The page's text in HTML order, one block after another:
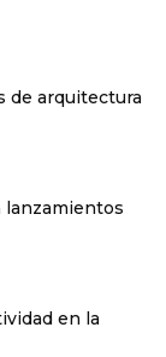
de arquitectura
lanzamientos
en la